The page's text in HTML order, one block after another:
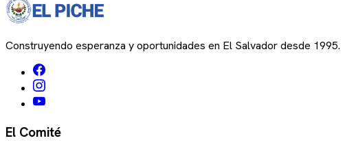
Construyendo esperanza y oportunidades en El Salvador desde 1995.
El Comité